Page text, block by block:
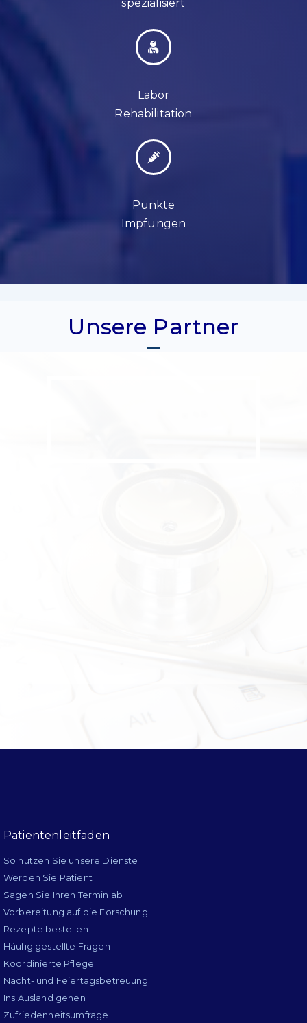
spezialisiert
Labor
Rehabilitation
Punkte
Impfungen
Unsere Partner
Patientenleitfaden
So nutzen Sie unsere Dienste
Werden Sie Patient
Sagen Sie Ihren Termin ab
Vorbereitung auf die Forschung
Rezepte bestellen
Häufig gestellte Fragen
Koordinierte Pflege
Nacht- und Feiertagsbetreuung
Ins Ausland gehen
Zufriedenheitsumfrage